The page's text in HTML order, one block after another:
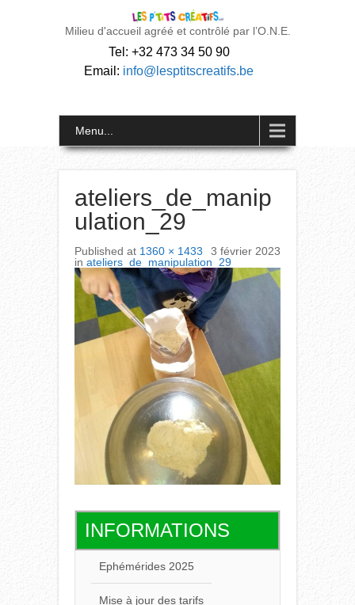
Milieu d'accueil agréé et contrôlé par l’O.N.E.
Tel: +32 473 34 50 90
Email: info@lesptitscreatifs.be
Menu...
ateliers_de_manip
ulation_29
Published 3 février 2023
at 1360 × 1433
in ateliers_de_manipulation_29
INFORMATIONS